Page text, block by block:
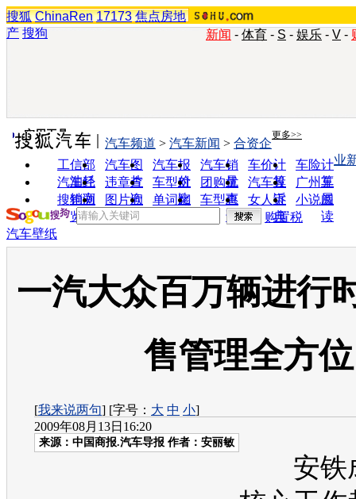
搜狐 ChinaRen 17173 焦点房地
产 搜狗 新闻 - 体育 - S - 娱乐 - V -
实用工具 更多>>
工信部
油耗
汽车图
片
汽车报
价
汽车销
量
车价计
算
车险计
算
汽车经
销商
违章查
询
车型对
比
团购优
惠
汽车投
诉
广州车
展
搜狗浏
览器
图片欣
赏
单词翻
车型查
询
女人宝
典
小说阅
读
汽车频道 > 汽车新闻 > 合资企
业
购置税
汽车壁纸
一汽大众百万辆进行
售管理全方位
[我来说两句] [字号： 大 中 小]
2009年08月13日16:20
来源： 中国商报.汽车导报 作者：安丽敏
安铁